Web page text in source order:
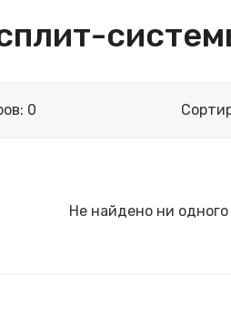
0
Не найдено ни одного